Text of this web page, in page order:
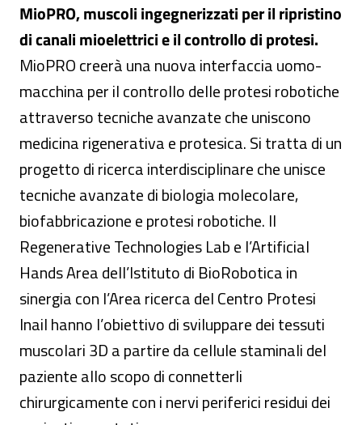
MioPRO, muscoli ingegnerizzati per il ripristino
di canali mioelettrici e il controllo di protesi.
MioPRO creerà una nuova interfaccia uomo-
macchina per il controllo delle protesi robotiche
attraverso tecniche avanzate che uniscono
medicina rigenerativa e protesica. Si tratta di un
progetto di ricerca interdisciplinare che unisce
tecniche avanzate di biologia molecolare,
biofabbricazione e protesi robotiche. Il
Regenerative Technologies Lab e l’Artificial
Hands Area dell’Istituto di BioRobotica in
sinergia con l’Area ricerca del Centro Protesi
Inail hanno l’obiettivo di sviluppare dei tessuti
muscolari 3D a partire da cellule staminali del
paziente allo scopo di connetterli
chirurgicamente con i nervi periferici residui dei